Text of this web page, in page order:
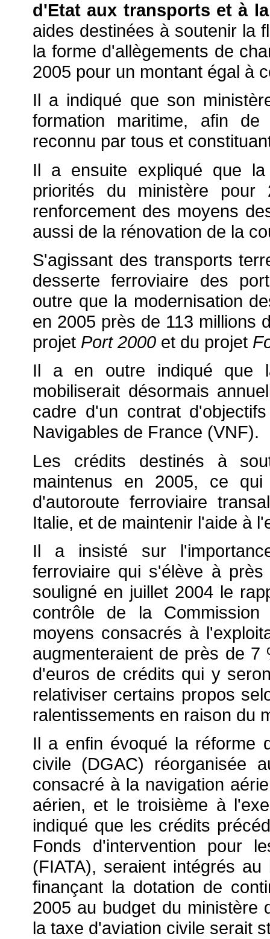
d'Etat aux transports et à
aides destinées à soutenir la
la forme d'allègements de
2005 pour un montant égal à
Il a indiqué que son
formation maritime, afin
reconnu par tous et
Il a ensuite expliqué que
priorités du ministère
renforcement des moyens
aussi de la rénovation de la
S'agissant des transports
desserte ferroviaire des
outre que la modernisation
en 2005 près de 113 millions
projet Port 2000 et du projet
Il a en outre indiqué que
mobiliserait désormais
cadre d'un contrat
Navigables de France (VNF).
Les crédits destinés à
maintenus en 2005, ce
d'autoroute ferroviaire
Italie, et de maintenir l'aide à
Il a insisté sur
ferroviaire qui s'élève à
souligné en juillet 2004 le
contrôle de la
moyens consacrés à
augmenteraient de près de
d'euros de crédits qui y
relativiser certains propos
ralentissements en raison du
Il a enfin évoqué la réforme
civile (DGAC) réorganisée
consacré à la navigation
aérien, et le troisième à
indiqué que les crédits
Fonds d'intervention pour
(FIATA), seraient intégrés
finançant la dotation de
2005 au budget du ministère
la taxe d'aviation civile serait